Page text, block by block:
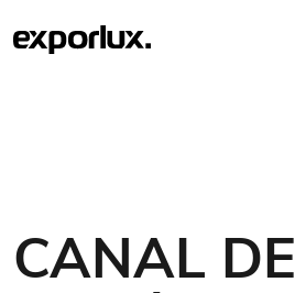
CANAL DE